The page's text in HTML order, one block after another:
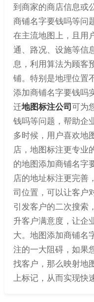
到商家的商店信息或
商铺名字要钱吗等问
在主流地图上，且用
通、路况、设施等信
息，利用算法为顾客
铺。特别是地理位置
添加商铺名字要钱吗
迁地图标注公司可为
钱吗等问题，帮助企
多时候，用户喜欢地
店，地图标注更专业
的地图添加商铺名字
店的地址标注更完善
司位置，可以让客户
引发客户的二次搜索
升客户满意度，让企
大。地图添加商铺名
注的一大阻碍，如果
找客户，那么映射地
上标记，从而实现快